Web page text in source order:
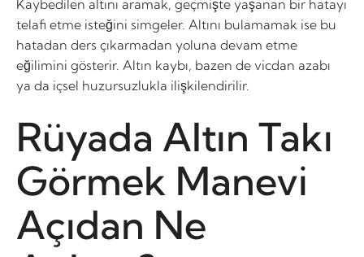
Kaybedilen altını aramak, geçmişte yaşanan bir hatayı
telafi etme isteğini simgeler. Altını bulamamak ise bu
hatadan ders çıkarmadan yoluna devam etme
eğilimini gösterir. Altın kaybı, bazen de vicdan azabı
ya da içsel huzursuzlukla ilişkilendirilir.
Rüyada Altın Takı
Görmek Manevi
Açıdan Ne